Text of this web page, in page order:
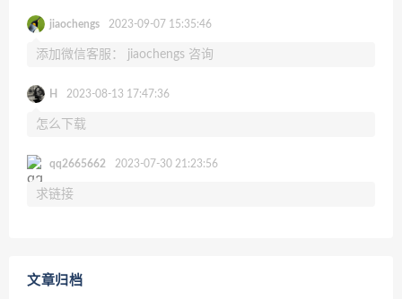
jiaochengs 2023-09-07 15:35:46
添加微信客服： jiaochengs 咨询
H 2023-08-13 17:47:36
怎么下载
qq2665662 2023-07-30 21:23:56
求链接
文章归档